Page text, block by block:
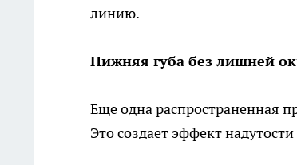
линию.
Нижняя губа без лишней
Еще одна распространенная
Это создает эффект